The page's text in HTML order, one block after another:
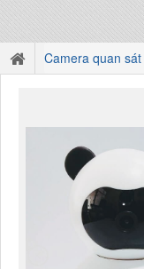
Camera quan sát